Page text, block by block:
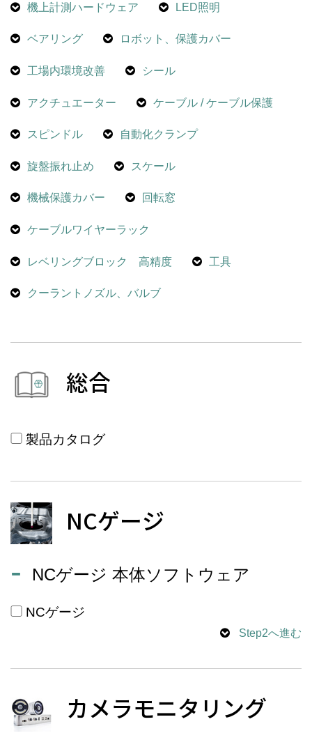
機上計測ハードウェア LED照明
ベアリング ロボット、保護カバー
工場内環境改善 シール
アクチュエーター ケーブル / ケーブル保護
スピンドル 自動化クランプ
旋盤振れ止め スケール
機械保護カバー 回転窓
ケーブルワイヤーラック
レベリングブロック 高精度 工具
クーラントノズル、バルブ
総合
製品カタログ
NCゲージ
NCゲージ 本体ソフトウェア
NCゲージ
Step2へ進む
カメラモニタリング